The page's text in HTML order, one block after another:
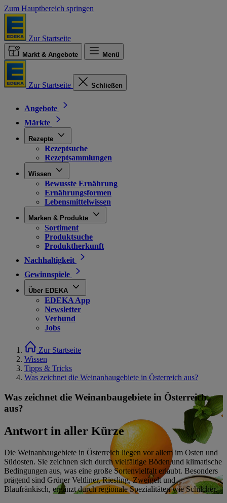
Zum Hauptbereich springen
Zur Startseite
Markt & Angebote Menü
Zur Startseite Schließen
Angebote
Märkte
Rezepte
Rezeptsuche
Rezeptsammlungen
Wissen
Bewusste Ernährung
Ernährungsformen
Lebensmittelwissen
Marken & Produkte
Sortiment
Produktsuche
Produktherkunft
Nachhaltigkeit
Gewinnspiele
Über EDEKA
EDEKA App
Newsletter
Verbund
Jobs
Zur Startseite
Wissen
Tipps & Tricks
Was zeichnet die Weinanbaugebiete in Österreich aus?
Was zeichnet die Weinanbaugebiete in Österreich
aus?
Antwort in aller Kürze
Die Weinanbaugebiete in Österreich liegen vor allem im Osten und
Südosten. Sie zeichnen sich durch vielfältige Böden und klimatische
Bedingungen aus, was eine große Sortenvielfalt erlaubt. Besonders
prägend sind Grüner Veltliner, Riesling, Zweigelt und
Blaufränkisch, ergänzt durch regionale Spezialitäten wie Schilcher.